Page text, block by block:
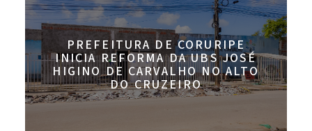
PREFEITURA DE CORURIPE
INICIA REFORMA DA UBS JOSÉ
HIGINO DE CARVALHO NO ALTO
DO CRUZEIRO